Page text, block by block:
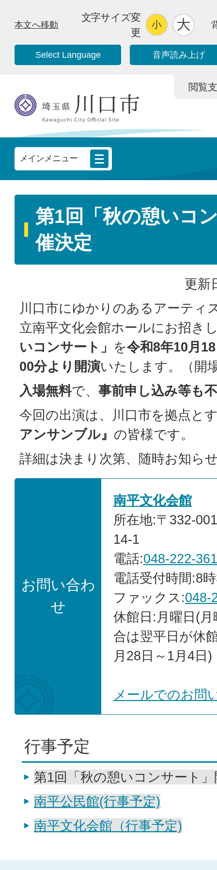
本文へ移動
文字サイズ変
更
Select Language 音声読み上げ
閲覧
メインメニュー
第1回「秋の憩いコ
催決定
更新
川口市にゆかりのあるアーティ
立南平文化会館ホールにお招き
いコンサート」 を令和8年10月
00分より開演いたします。（開
入場無料で、 事前申し込み等も
今回の出演は、川口市を拠点と
アンサンブル』 の皆様です。
詳細は決まり次第、随時お知ら
お問い合わ
せ
南平文化会館
所在地:〒332-
14-1
電話:048-222-
電話受付時間:8
ファックス:048-
休館日:月曜日(
合は翌平日が休
月28日～1月4日)
メールでのお問
行事予定
第1回「秋の憩いコンサート
南平公民館(行事予定)
南平文化会館（行事予定)